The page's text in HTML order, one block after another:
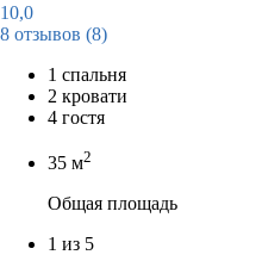
10,0
8 отзывов (8)
1 спальня
2 кровати
4 гостя
35 м2
Общая площадь
1 из 5